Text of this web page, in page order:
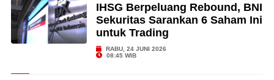
IHSG Berpeluang Rebound, BNI
Sekuritas Sarankan 6 Saham Ini
untuk Trading
RABU, 24 JUNI 2026
08:45 WIB